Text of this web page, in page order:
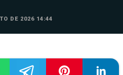
DE 2026 14:44